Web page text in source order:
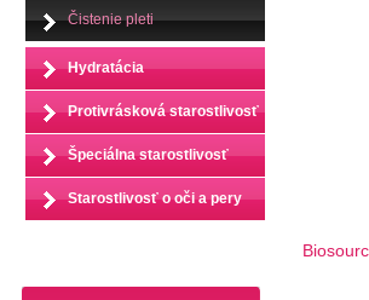
Čistenie pleti
Hydratácia
Protivrásková starostlivosť
Špeciálna starostlivosť
Starostlivosť o oči a pery